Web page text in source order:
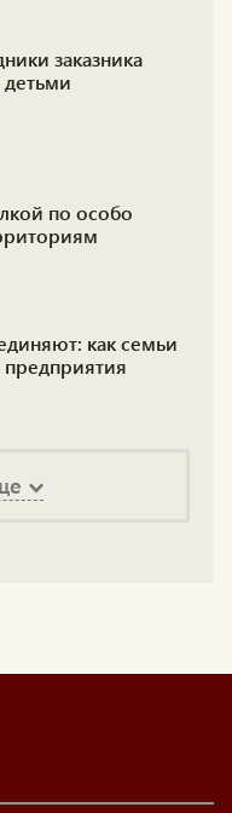
заказника
детьми
по особо
как семьи